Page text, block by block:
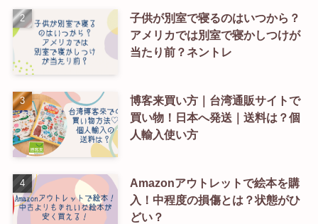
子供が別室で寝るのはいつから？
アメリカでは別室で寝かしつけが
当たり前？ネントレ
博客来買い方｜台湾通販サイトで
買い物！日本へ発送｜送料は？個
人輸入使い方
Amazonアウトレットで絵本を購
入！中程度の損傷とは？状態がひ
どい？